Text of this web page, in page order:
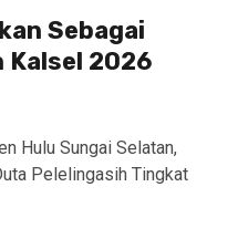
Sebagai
Kalsel 2026
Hulu Sungai Selatan,
Pelelingasih Tingkat